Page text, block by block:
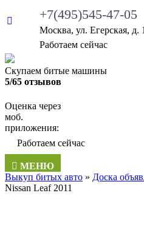
+7(495)545-47-05
Москва, ул. Егерская, д. 1
Работаем сейчас
Скупаем битые машины
5/65 отзывов
Оценка через
моб.
приложения:
Работаем сейчас
МЕНЮ
Выкуп битых авто » Доска
Nissan Leaf 2011